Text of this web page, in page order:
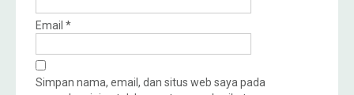
Email *
Simpan nama, email, dan situs web saya pada